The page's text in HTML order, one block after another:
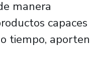
manera
capaces
tiempo, aporten